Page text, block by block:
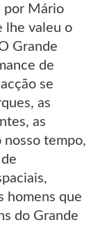
por Mário
lhe valeu o
Grande
de
se
as
as
nosso tempo,
homens que
do Grande